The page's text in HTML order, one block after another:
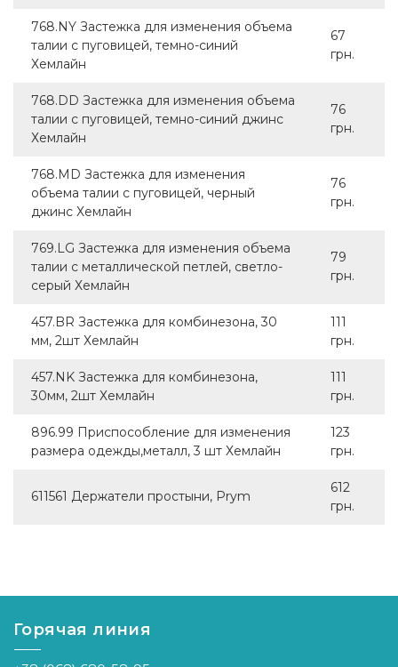
768.NY Застежка для изменения объема
талии с пуговицей, темно-синий
Хемлайн
67
грн.
768.DD Застежка для изменения объема
талии с пуговицей, темно-синий джинс
Хемлайн
76
грн.
768.MD Застежка для изменения
объема талии с пуговицей, черный
джинс Хемлайн
76
грн.
769.LG Застежка для изменения объема
талии с металлической петлей, светло-
серый Хемлайн
79
грн.
457.BR Застежка для комбинезона, 30
мм, 2шт Хемлайн
111
грн.
457.NK Застежка для комбинезона,
30мм, 2шт Хемлайн
111
грн.
896.99 Приспособление для изменения
размера одежды,металл, 3 шт Хемлайн
123
грн.
611561 Держатели простыни, Prym
612
грн.
Горячая линия